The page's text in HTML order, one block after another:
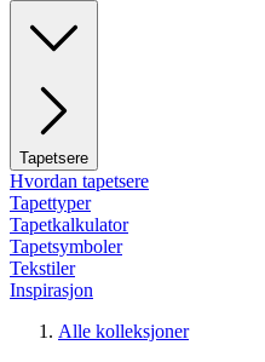
Tapetsere
Hvordan tapetsere
Tapettyper
Tapetkalkulator
Tapetsymboler
Tekstiler
Inspirasjon
Alle kolleksjoner